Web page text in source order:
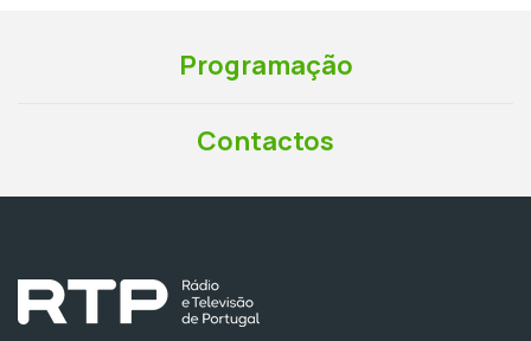
Programação
Contactos